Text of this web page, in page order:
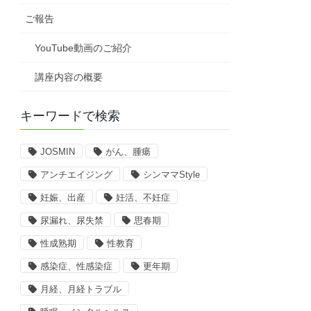
ご報告
YouTube動画のご紹介
講座内容の概要
キーワードで検索
JOSMIN がん、腫瘍
アンチエイジング シンママStyle
妊娠、出産 妊活、不妊症
尿漏れ、尿失禁 思春期
性成熟期 性教育
感染症、性感染症 更年期
月経、月経トラブル